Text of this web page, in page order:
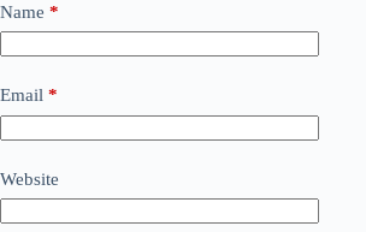
Name *
Email *
Website